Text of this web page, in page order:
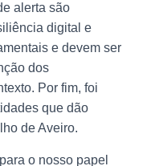
alerta são
digital e
e devem ser
dos
Por fim, foi
que dão
de Aveiro.
o nosso papel